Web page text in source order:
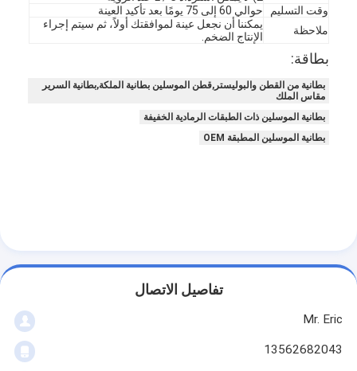
وقت التسليم
حوالي 60 إلى 75 يومًا بعد تأكيد العينة
ملاحظة
يمكننا أن نجعل عينة لموافقتك أولاً، ثم سيتم إجراء
الإنتاج الضخم.
بطاقة:
بطانية من القطن والبوليستر,قطن الموسلين بطانية الملكة,بطانية السرير
مقاس الملك
بطانية الموسلين ذات الطبقات الرمادية الخفيفة
بطانية الموسلين المطبقة OEM
تفاصيل الاتصال
Mr. Eric
13562682043